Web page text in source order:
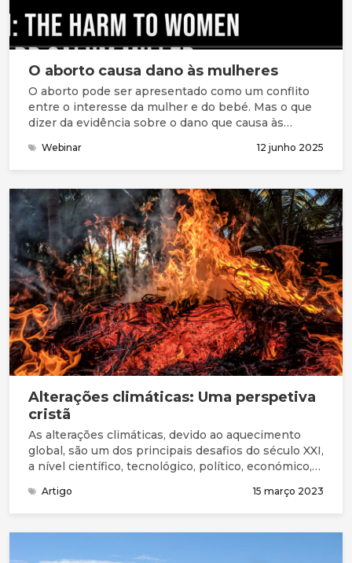
O aborto causa dano às mulheres
O aborto pode ser apresentado como um conflito
entre o interesse da mulher e do bebé. Mas o que
dizer da evidência sobre o dano que causa às
Webinar 12 junho 2025
Alterações climáticas: Uma perspetiva
cristã
As alterações climáticas, devido ao aquecimento
global, são um dos principais desafios do século XXI,
a nível científico, tecnológico, político, económico,
saúde humana, a ponto da prestigiada revista
médica The Lancet considerar que as mudanças
climáticas representam a maior ameaça à saúde
Artigo 15 março 2023